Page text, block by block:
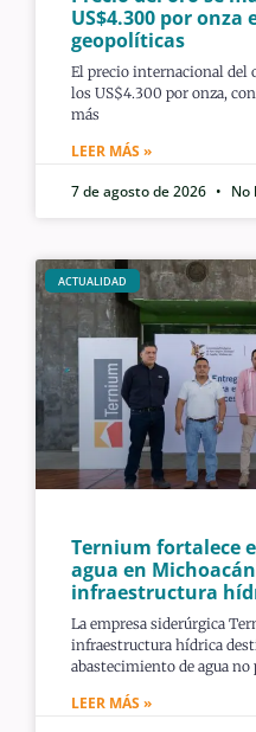
US$4.300 por
geopolíticas
El precio internacional del
los US$4.300 por onza,
más
LEER MÁS »
7 de agosto de 2026
No
ACTUALIDAD
Ternium fortalece
agua en
infraestructura
La empresa siderúrgica
infraestructura hídrica
abastecimiento de agua no
LEER MÁS »